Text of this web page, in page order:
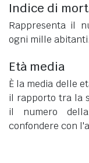
Indice di
Rappresenta il
ogni mille abitanti.
Età media
È la media delle
il rapporto tra la
il numero
confondere con